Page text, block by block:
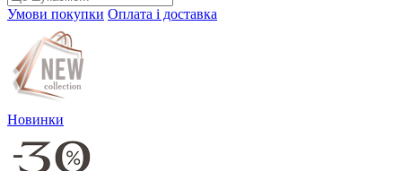
Умови покупки Оплата і доставка
Новинки